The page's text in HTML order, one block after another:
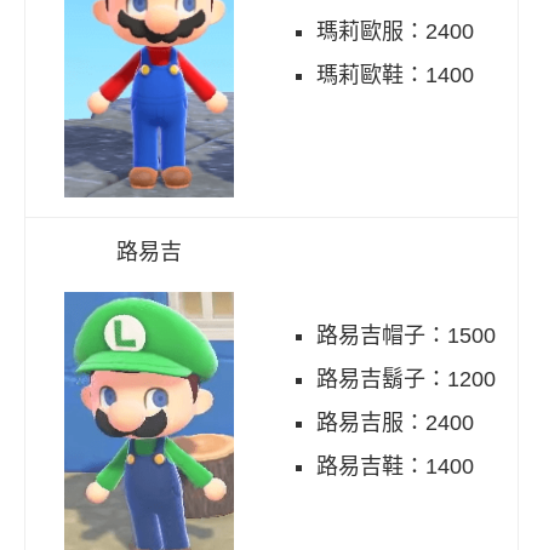
瑪莉歐服：2400
瑪莉歐鞋：1400
路易吉
路易吉帽子：1500
路易吉鬍子：1200
路易吉服：2400
路易吉鞋：1400